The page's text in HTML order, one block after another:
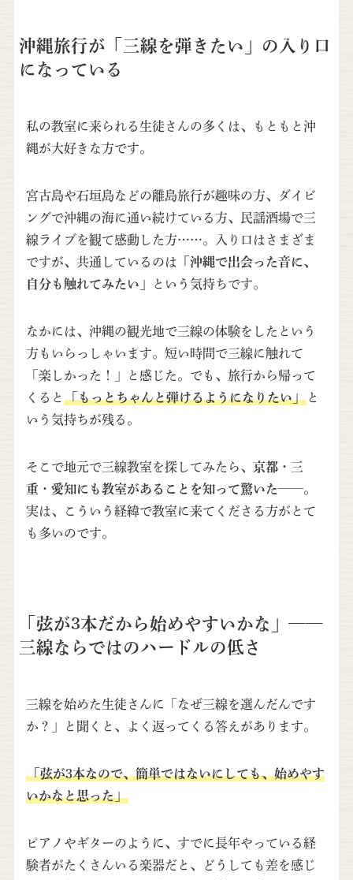
沖縄旅行が「三線を弾きたい」の入り口
になっている
私の教室に来られる生徒さんの多くは、もともと沖
縄が大好きな方です。
宮古島や石垣島などの離島旅行が趣味の方、ダイビ
ングで沖縄の海に通い続けている方、民謡酒場で三
線ライブを観て感動した方……。入り口はさまざま
ですが、共通しているのは 「沖縄で出会った音に、
自分も触れてみたい」
という気持ちです。
なかには、沖縄の観光地で三線の体験をしたという
方もいらっしゃいます。短い時間で三線に触れて
「楽しかった！」と感じた。でも、旅行から帰って
くると 「もっとちゃんと弾けるようになりたい」と
いう気持ちが残る。
そこで地元で三線教室を探してみたら、 京都・三
重・愛知にも教室があることを知って驚いた——。
実は、こういう経緯で教室に来てくださる方がとて
も多いのです。
「弦が3本だから始めやすいかな」——
三線ならではのハードルの低さ
三線を始めた生徒さんに「なぜ三線を選んだんです
か？」と聞くと、よく返ってくる答えがあります。
「弦が3本なので、簡単ではないにしても、始めやす
いかなと思った」
ピアノやギターのように、すでに長年やっている経
験者がたくさんいる楽器だと、どうしても差を感じ